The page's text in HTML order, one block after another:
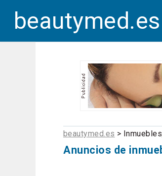
beautymed.es
beautymed.es >
Anuncios de